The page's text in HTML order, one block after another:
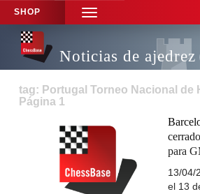
SHOP
TOGGLE
NAVIGATION
Noticias de ajedrez
tag: Portugal Torneo Nacional de
Página 1
para
13/04/
el 13